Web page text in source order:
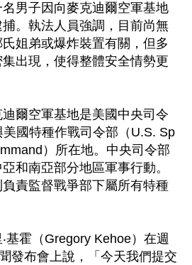
男子因向麥克迪爾空軍基地
。執法人員強調，目前尚無
姐弟或爆炸裝置有關，但多
出現，使得整體安全情勢更
爾空軍基地是美國中央司令
國特種作戰司令部（U.S. Sp
）所在地。中央司令部
和南亞部分地區軍事行動。
責監督戰爭部下屬所有特種
基霍（Gregory Kehoe）在週
發布會上說，「今天我們提交